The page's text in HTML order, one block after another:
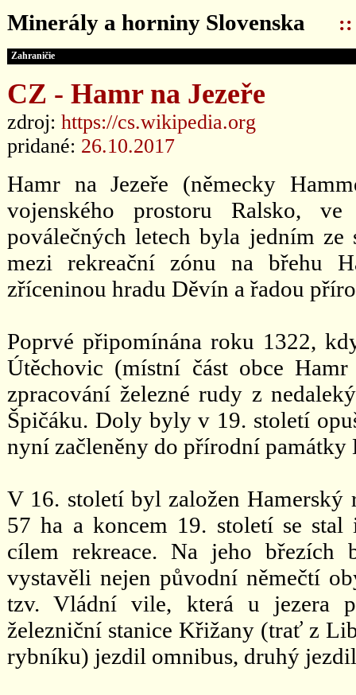
Minerály a horniny Slovenska ::
Zahraničie
CZ - Hamr na Jezeře
zdroj: https://cs.wikipedia.org
pridané: 26.10.2017
Hamr na Jezeře (německy
vojenského prostoru Ralsko,
poválečných letech byla jedním
mezi rekreační zónu na břehu
zříceninou hradu Děvín a řadou
Poprvé připomínána roku 1322,
Útěchovic (místní část obce
zpracování železné rudy z
Špičáku. Doly byly v 19. století
nyní začleněny do přírodní památky
V 16. století byl založen Hamerský
57 ha a koncem 19. století se
cílem rekreace. Na jeho březích
vystavěli nejen původní němečtí
tzv. Vládní vile, která u jezera
železniční stanice Křižany (trať z
rybníku) jezdil omnibus, druhý